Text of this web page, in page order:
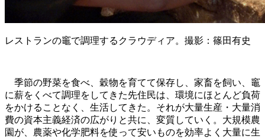
レストランの竈で調理するクラウディア。撮影：篠田有史
季節の野菜を食べ、穀物を育てて保存し、家畜を飼い、竈
に薪をくべて調理をしてきた先住民は、環境にほとんど負荷
をかけることなく、生活してきた。それが大量生産・大量消
費の資本主義経済の広がりと共に、変質していく。大規模農
園が、農薬や化学肥料を使って安いものを効率よく大量に生